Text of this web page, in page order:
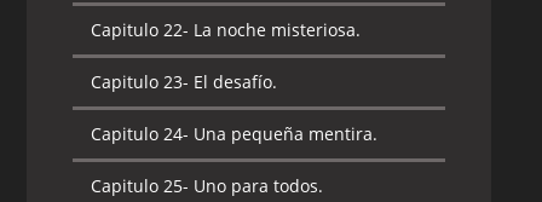
Capitulo 23- El regreso del tío Orko.
Capitulo 24- El mago de la montaña
rocal.
Capitulo 25-Semilla diabólica.
Capitulo 22- La noche misteriosa.
Capitulo 23- El desafío.
Capitulo 24- Una pequeña mentira.
Capitulo 25- Uno para todos.